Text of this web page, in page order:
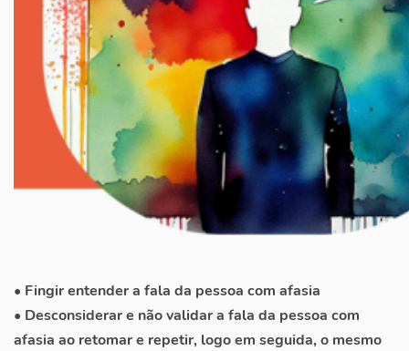
• Fingir entender a fala da pessoa com afasia
• Desconsiderar e não validar a fala da pessoa com
afasia ao retomar e repetir, logo em seguida, o mesmo